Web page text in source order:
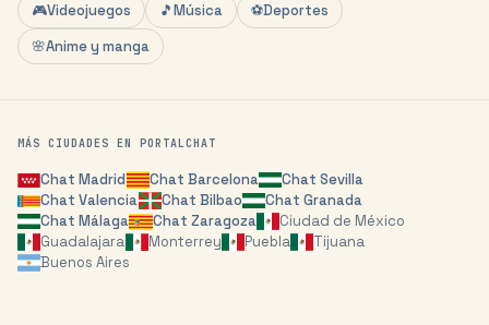
🎮Videojuegos 🎵Música ⚽Deportes
🌸Anime y manga
MÁS CIUDADES EN PORTALCHAT
ChatMadrid Chat Barcelona Chat Sevilla
ChatValencia Chat Bilbao Chat Granada
ChatMálaga Chat Zaragoza
Ciudad de México
Guadalajara
Monterrey Puebla
Tijuana
Buenos Aires